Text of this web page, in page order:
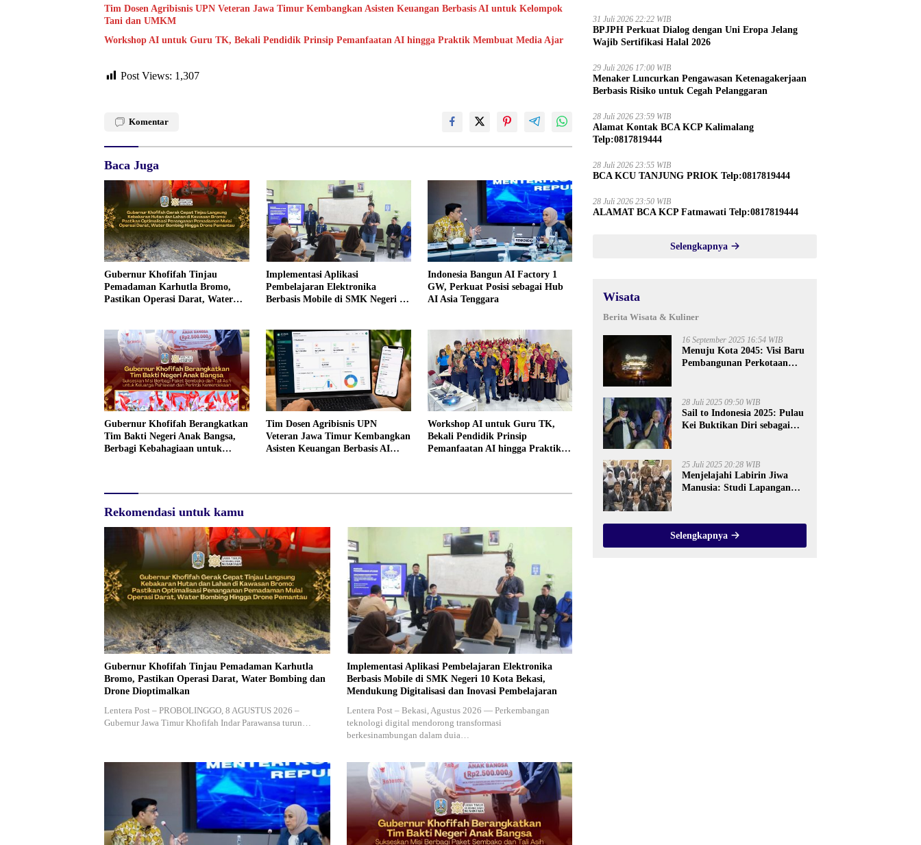
Tim Dosen Agribisnis UPN Veteran Jawa Timur Kembangkan Asisten Keuangan Berbasis AI untuk Kelompok
Tani dan UMKM
Workshop AI untuk Guru TK, Bekali Pendidik Prinsip Pemanfaatan AI hingga Praktik Membuat Media Ajar
Post Views: 1,307
Komentar
Baca Juga
Gubernur Khofifah Tinjau
Pemadaman Karhutla Bromo,
Pastikan Operasi Darat, Water
Implementasi Aplikasi
Pembelajaran Elektronika
Berbasis Mobile di SMK Negeri 10
Pembelajaran
Indonesia Bangun AI Factory 1
GW, Perkuat Posisi sebagai Hub
AI Asia Tenggara
Gubernur Khofifah Berangkatkan
Tim Bakti Negeri Anak Bangsa,
Berbagi Kebahagiaan untuk
Tim Dosen Agribisnis UPN
Veteran Jawa Timur Kembangkan
Asisten Keuangan Berbasis AI
Workshop AI untuk Guru TK,
Bekali Pendidik Prinsip
Pemanfaatan AI hingga Praktik
Rekomendasi untuk kamu
Gubernur Khofifah Tinjau Pemadaman Karhutla
Bromo, Pastikan Operasi Darat, Water Bombing dan
Drone Dioptimalkan
Lentera Post – PROBOLINGGO, 8 AGUSTUS 2026 –
Gubernur Jawa Timur Khofifah Indar Parawansa turun…
Implementasi Aplikasi Pembelajaran Elektronika
Berbasis Mobile di SMK Negeri 10 Kota Bekasi,
Mendukung Digitalisasi dan Inovasi Pembelajaran
Lentera Post – Bekasi, Agustus 2026 — Perkembangan
teknologi digital mendorong transformasi
berkesinambungan dalam duia…
31 Juli 2026 22:22 WIB
BPJPH Perkuat Dialog dengan Uni Eropa Jelang
Wajib Sertifikasi Halal 2026
29 Juli 2026 17:00 WIB
Menaker Luncurkan Pengawasan Ketenagakerjaan
Berbasis Risiko untuk Cegah Pelanggaran
28 Juli 2026 23:59 WIB
Alamat Kontak BCA KCP Kalimalang
Telp:0817819444
28 Juli 2026 23:55 WIB
BCA KCU TANJUNG PRIOK Telp:0817819444
28 Juli 2026 23:50 WIB
ALAMAT BCA KCP Fatmawati Telp:0817819444
Selengkapnya
Wisata
Berita Wisata & Kuliner
16 September 2025 16:54 WIB
Menuju Kota 2045: Visi Baru
Pembangunan Perkotaan
28 Juli 2025 09:50 WIB
Sail to Indonesia 2025: Pulau
Kei Buktikan Diri sebagai
25 Juli 2025 20:28 WIB
Menjelajahi Labirin Jiwa
Manusia: Studi Lapangan
RSJ Grhasia
Selengkapnya